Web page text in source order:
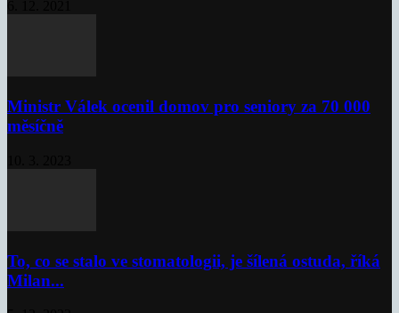
Ministr Válek ocenil domov pro seniory za 70 000
měsíčně
To, co se stalo ve stomatologii, je šílená ostuda, říká
Milan...